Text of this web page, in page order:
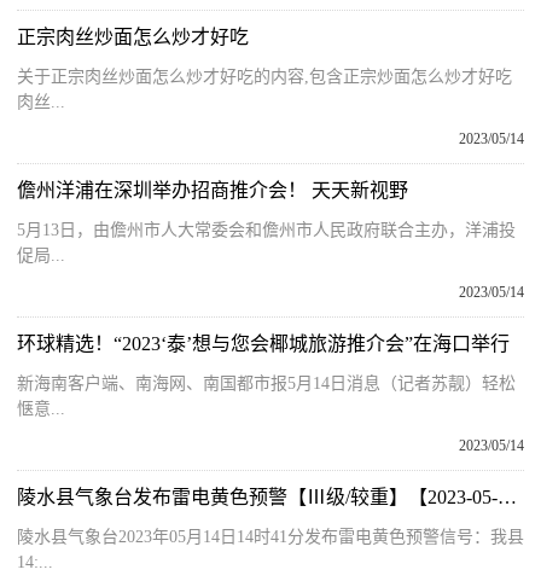
正宗肉丝炒面怎么炒才好吃
关于正宗肉丝炒面怎么炒才好吃的内容,包含正宗炒面怎么炒才好吃
肉丝...
2023/05/14
儋州洋浦在深圳举办招商推介会！ 天天新视野
5月13日，由儋州市人大常委会和儋州市人民政府联合主办，洋浦投
促局...
2023/05/14
环球精选！“2023‘泰’想与您会椰城旅游推介会”在海口举行
新海南客户端、南海网、南国都市报5月14日消息（记者苏靓）轻松
惬意...
2023/05/14
陵水县气象台发布雷电黄色预警【Ⅲ级/较重】【2023-05-14】-动态焦点
陵水县气象台2023年05月14日14时41分发布雷电黄色预警信号：我县
14:...